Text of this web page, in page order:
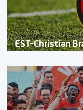
EST-Christian